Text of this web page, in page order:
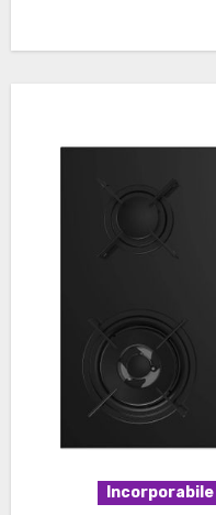
Incorporabile